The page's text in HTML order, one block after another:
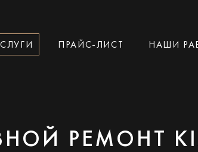
ПРАЙС-ЛИСТ НАШИ
РЕМОНТ